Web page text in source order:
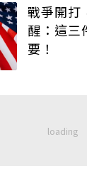
戰爭開打
醒：這三
要！